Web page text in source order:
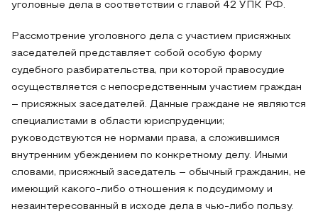
уголовные дела в соответствии с главой 42 УПК РФ.
Рассмотрение уголовного дела с участием присяжных
заседателей представляет собой особую форму
судебного разбирательства, при которой правосудие
осуществляется с непосредственным участием граждан
– присяжных заседателей. Данные граждане не являются
специалистами в области юриспруденции;
руководствуются не нормами права, а сложившимся
внутренним убеждением по конкретному делу. Иными
словами, присяжный заседатель – обычный гражданин, не
имеющий какого-либо отношения к подсудимому и
незаинтересованный в исходе дела в чью-либо пользу.